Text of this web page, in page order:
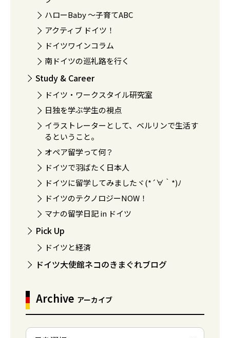
ハローBaby 〜子育てABC
アクティブ ドイツ！
ドイツワインコラム
南ドイツの巡礼路を行く
Study & Career
ドイツ・ワークスタイル研究室
日独を学ぶ学生の視点
イラストレーターとして、ベルリンで生活す
るということ。
オペア留学って何？
ドイツで羽ばたく日本人
ドイツに留学してみましたヾ(*´∀｀*)ﾉ
ドイツのテクノロジーNOW！
マナの留学日記 in ドイツ
Pick Up
ドイツと経済
ドイツ大使館ネコのきまぐれブログ
Archive アーカイブ